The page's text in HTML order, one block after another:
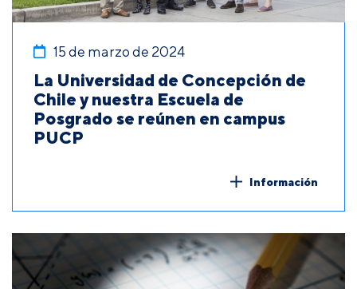
15 de marzo de 2024
La Universidad de Concepción de
Chile y nuestra Escuela de
Posgrado se reúnen en campus
PUCP
Información